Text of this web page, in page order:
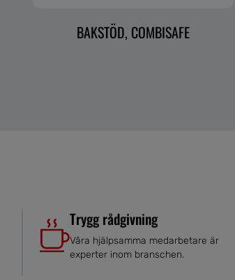
BAKSTÖD, COMBISAFE
Trygg rådgivning
Våra hjälpsamma medarbetare är
experter inom branschen.